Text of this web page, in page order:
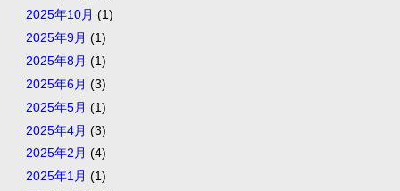
2025年10月 (1)
2025年9月 (1)
2025年8月 (1)
2025年6月 (3)
2025年5月 (1)
2025年4月 (3)
2025年2月 (4)
2025年1月 (1)